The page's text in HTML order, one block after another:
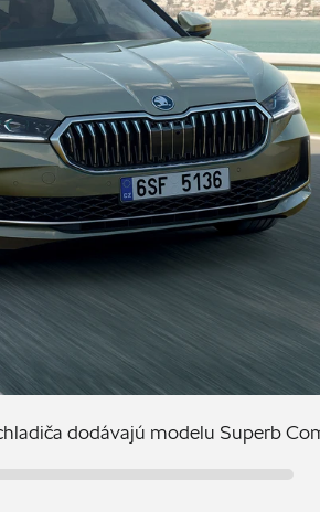
dodávajú modelu Superb